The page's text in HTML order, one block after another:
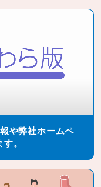
や弊社ホームペ
。